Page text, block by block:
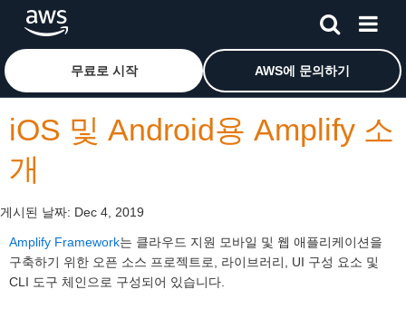
메인 콘텐츠로 건너뛰기Amazon Web Services 홈 페이지로 돌아가려면 여기를 클
무료로 시작 AWS에 문의하기
iOS 및 Android용 Amplify 소
개
게시된 날짜: Dec 4, 2019
Amplify Framework는 클라우드 지원 모바일 및 웹 애플리케이션을
구축하기 위한 오픈 소스 프로젝트로, 라이브러리, UI 구성 요소 및
CLI 도구 체인으로 구성되어 있습니다.